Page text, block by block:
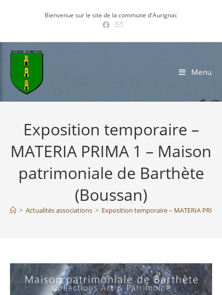
Bienvenue sur le site de la commune d'Aurignac
Menu
Exposition temporaire –
MATERIA PRIMA 1 – Maison
patrimoniale de Barthète
(Boussan)
> Actualités associations > Exposition temporaire – MATERIA